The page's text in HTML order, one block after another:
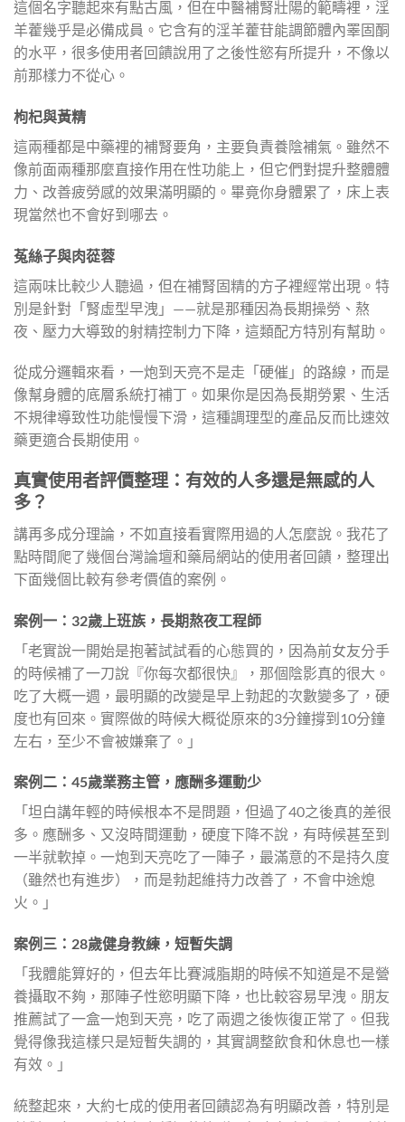
這個名字聽起來有點古風，但在中醫補腎壯陽的範疇裡，淫
羊藿幾乎是必備成員。它含有的淫羊藿苷能調節體內睪固酮
的水平，很多使用者回饋說用了之後性慾有所提升，不像以
前那樣力不從心。
枸杞與黃精
這兩種都是中藥裡的補腎要角，主要負責養陰補氣。雖然不
像前面兩種那麼直接作用在性功能上，但它們對提升整體體
力、改善疲勞感的效果滿明顯的。畢竟你身體累了，床上表
現當然也不會好到哪去。
菟絲子與肉蓯蓉
這兩味比較少人聽過，但在補腎固精的方子裡經常出現。特
別是針對「腎虛型早洩」——就是那種因為長期操勞、熬
夜、壓力大導致的射精控制力下降，這類配方特別有幫助。
從成分邏輯來看，一炮到天亮不是走「硬催」的路線，而是
像幫身體的底層系統打補丁。如果你是因為長期勞累、生活
不規律導致性功能慢慢下滑，這種調理型的產品反而比速效
藥更適合長期使用。
真實使用者評價整理：有效的人多還是無感的人
多？
講再多成分理論，不如直接看實際用過的人怎麼說。我花了
點時間爬了幾個台灣論壇和藥局網站的使用者回饋，整理出
下面幾個比較有參考價值的案例。
案例一：32歲上班族，長期熬夜工程師
「老實說一開始是抱著試試看的心態買的，因為前女友分手
的時候補了一刀說『你每次都很快』，那個陰影真的很大。
吃了大概一週，最明顯的改變是早上勃起的次數變多了，硬
度也有回來。實際做的時候大概從原來的3分鐘撐到10分鐘
左右，至少不會被嫌棄了。」
案例二：45歲業務主管，應酬多運動少
「坦白講年輕的時候根本不是問題，但過了40之後真的差很
多。應酬多、又沒時間運動，硬度下降不說，有時候甚至到
一半就軟掉。一炮到天亮吃了一陣子，最滿意的不是持久度
（雖然也有進步），而是勃起維持力改善了，不會中途熄
火。」
案例三：28歲健身教練，短暫失調
「我體能算好的，但去年比賽減脂期的時候不知道是不是營
養攝取不夠，那陣子性慾明顯下降，也比較容易早洩。朋友
推薦試了一盒一炮到天亮，吃了兩週之後恢復正常了。但我
覺得像我這樣只是短暫失調的，其實調整飲食和休息也一樣
有效。」
統整起來，大約七成的使用者回饋認為有明顯改善，特別是